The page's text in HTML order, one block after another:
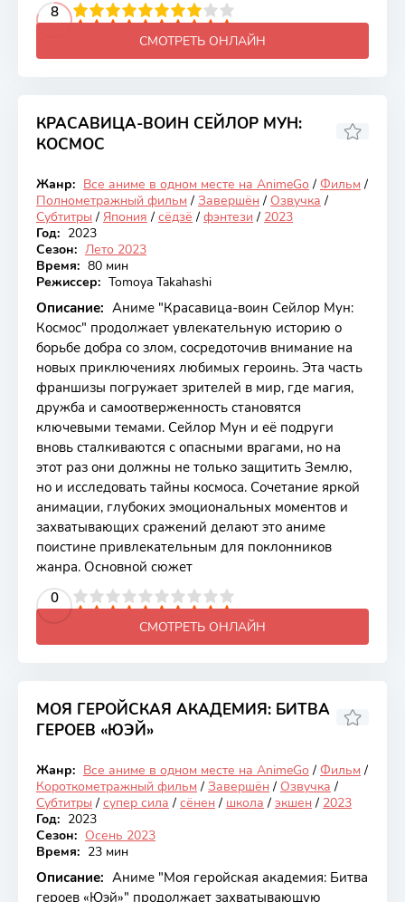
8
4 5 6 7 8 9 10
СМОТРЕТЬ ОНЛАЙН
КРАСАВИЦА-ВОИН СЕЙЛОР МУН:
КОСМОС
Закончен
Жанр: Все аниме в одном месте на AnimeGo / Фильм /
Полнометражный фильм / Завершён / Озвучка /
Субтитры / Япония / сёдзё / фэнтези / 2023
Год: 2023
Сезон: Лето 2023
Время: 80 мин
Режиссер: Tomoya Takahashi
Описание: Аниме "Красавица-воин Сейлор Мун:
Космос" продолжает увлекательную историю о
борьбе добра со злом, сосредоточив внимание на
новых приключениях любимых героинь. Эта часть
франшизы погружает зрителей в мир, где магия,
дружба и самоотверженность становятся
ключевыми темами. Сейлор Мун и её подруги
вновь сталкиваются с опасными врагами, но на
этот раз они должны не только защитить Землю,
но и исследовать тайны космоса. Сочетание яркой
анимации, глубоких эмоциональных моментов и
захватывающих сражений делают это аниме
поистине привлекательным для поклонников
жанра. Основной сюжет
0
4 5 6 7 8 9 10
СМОТРЕТЬ ОНЛАЙН
МОЯ ГЕРОЙСКАЯ АКАДЕМИЯ: БИТВА
ГЕРОЕВ «ЮЭЙ»
Закончен
6.74
Жанр: Все аниме в одном месте на AnimeGo / Фильм /
Короткометражный фильм / Завершён / Озвучка /
Субтитры / супер сила / сёнен / школа / экшен / 2023
Год: 2023
Сезон: Осень 2023
Время: 23 мин
Описание: Аниме "Моя геройская академия: Битва
героев «Юэй»" продолжает захватывающую